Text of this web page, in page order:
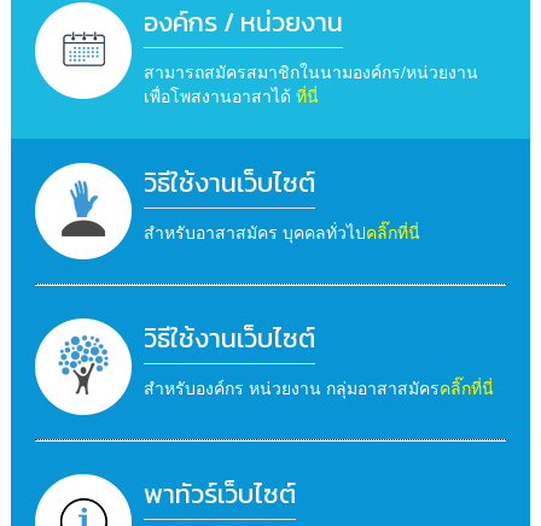
องค์กร / หน่วยงาน
สามารถสมัครสมาชิกในนามองค์กร/หน่วยงาน
เพื่อโพสงานอาสาได้ ที่นี่
วิธีใช้งานเว็บไซต์
สำหรับอาสาสมัคร บุคคลทั่วไปคลิ๊กที่นี่
วิธีใช้งานเว็บไซต์
สำหรับองค์กร หน่วยงาน กลุ่มอาสาสมัครคลิ๊กที่นี่
พาทัวร์เว็บไซต์